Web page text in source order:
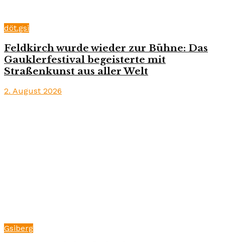
döt.gsi
Feldkirch wurde wieder zur Bühne: Das
Gauklerfestival begeisterte mit
Straßenkunst aus aller Welt
2. August 2026
Gsiberg